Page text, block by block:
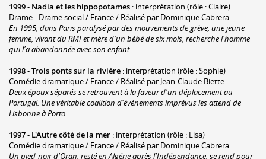
1999- Nadia et les hippopotames : interprétation (rôle : Claire)
Drame - Drame social / France / Réalisé par Dominique Cabrera
En 1995, dans Paris paralysé par des mouvements de grève, une jeune
femme, vivant du RMI et mère d'un bébé de six mois, recherche l'homme
qui l'a abandonnée avec son enfant.
1998-Trois ponts sur la rivière : interprétation (rôle : Sophie)
Comédie dramatique / France / Réalisé par Jean-Claude Biette
Deux époux séparés se retrouvent à la faveur d'un déplacement au
Portugal. Une véritable coalition d'événements imprévus les attend de
Lisbonne à Porto.
1997- L'Autre côté de la mer : interprétation (rôle : Lisa)
Comédie dramatique / France / Réalisé par Dominique Cabrera
Un pied-noir d'Oran, resté en Algérie après l'Indépendance, se rend pour